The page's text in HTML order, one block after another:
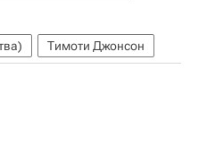
Тимоти Джонсон